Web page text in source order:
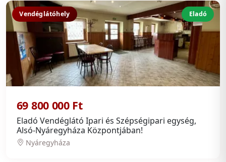
Vendéglátóhely Eladó
69 800 000 Ft
Eladó Vendéglátó Ipari és Szépségipari egység,
Alsó-Nyáregyháza Központjában!
Nyáregyháza